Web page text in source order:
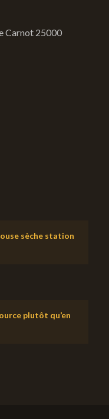
Carnot 25000
sèche station
plutôt qu’en